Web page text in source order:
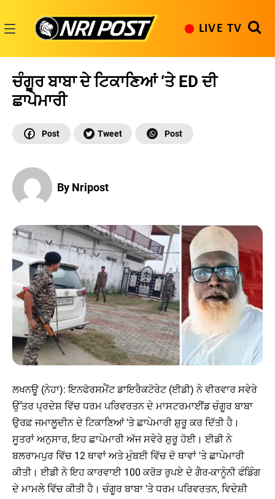
content
LIVE TV
ਚੰਗੂਰ ਬਾਬਾ ਦੇ ਟਿਕਾਣਿਆਂ ‘ਤੇ ED ਦੀ
ਛਾਪੇਮਾਰੀ
By Nripost
ਲਖਨਊ (ਨੇਹਾ): ਇਨਫੋਰਸਮੈਂਟ ਡਾਇਰੈਕਟੋਰੇਟ (ਈਡੀ) ਨੇ ਵੀਰਵਾਰ ਸਵੇਰੇ
ਉੱਤਰ ਪ੍ਰਦੇਸ਼ ਵਿੱਚ ਧਰਮ ਪਰਿਵਰਤਨ ਦੇ ਮਾਸਟਰਮਾਈਂਡ ਚੰਗੂਰ ਬਾਬਾ
ਉਰਫ਼ ਜਮਾਲੂਦੀਨ ਦੇ ਟਿਕਾਣਿਆਂ 'ਤੇ ਛਾਪੇਮਾਰੀ ਸ਼ੁਰੂ ਕਰ ਦਿੱਤੀ ਹੈ।
ਸੂਤਰਾਂ ਅਨੁਸਾਰ, ਇਹ ਛਾਪੇਮਾਰੀ ਅੱਜ ਸਵੇਰੇ ਸ਼ੁਰੂ ਹੋਈ। ਈਡੀ ਨੇ
ਬਲਰਾਮਪੁਰ ਵਿੱਚ 12 ਥਾਵਾਂ ਅਤੇ ਮੁੰਬਈ ਵਿੱਚ ਦੋ ਥਾਵਾਂ 'ਤੇ ਛਾਪੇਮਾਰੀ
ਕੀਤੀ। ਈਡੀ ਨੇ ਇਹ ਕਾਰਵਾਈ 100 ਕਰੋੜ ਰੁਪਏ ਦੇ ਗੈਰ-ਕਾਨੂੰਨੀ ਫੰਡਿੰਗ
ਦੇ ਮਾਮਲੇ ਵਿੱਚ ਕੀਤੀ ਹੈ। ਚੰਗੂਰ ਬਾਬਾ 'ਤੇ ਧਰਮ ਪਰਿਵਰਤਨ, ਵਿਦੇਸ਼ੀ